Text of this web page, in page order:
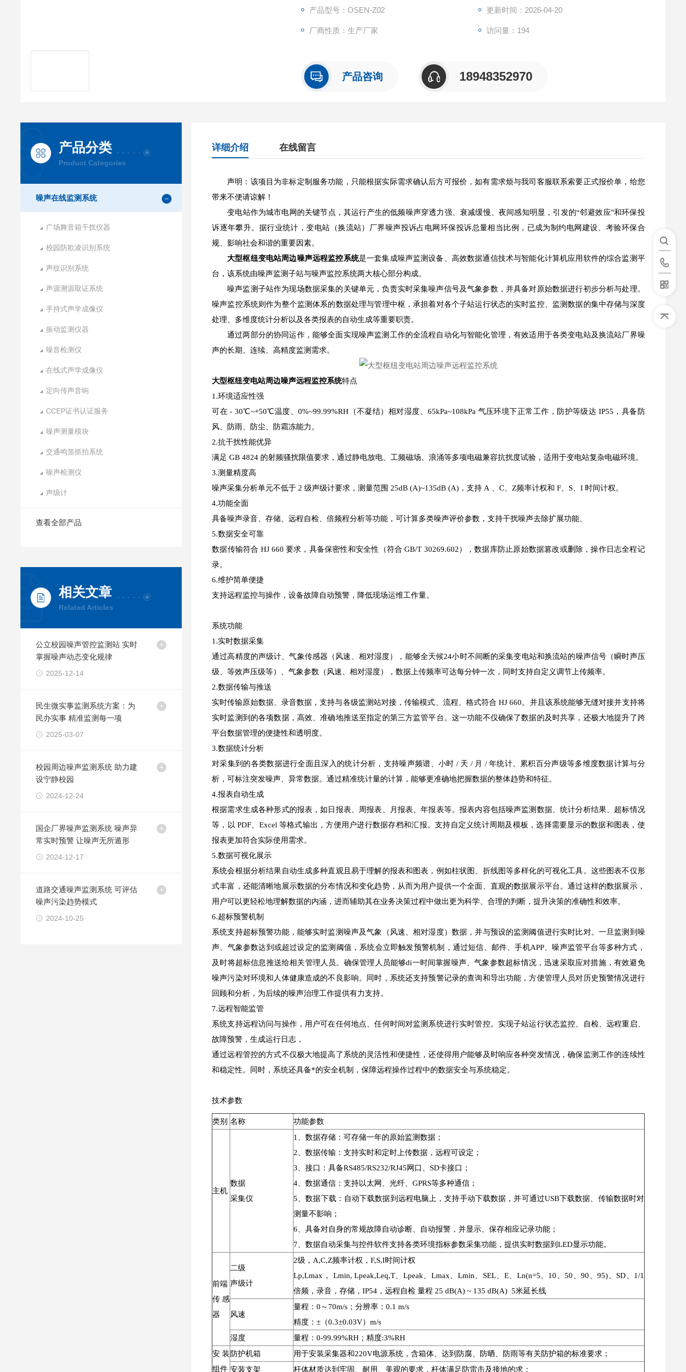
产品型号：OSEN-Z02 更新时间：2026-04-20
厂商性质：生产厂家 访问量：194
产品咨询 18948352970
产品分类
Product Categories
噪声在线监测系统
广场舞音箱干扰仪器
校园防欺凌识别系统
声纹识别系统
声源溯源取证系统
手持式声学成像仪
振动监测仪器
噪音检测仪
在线式声学成像仪
定向传声音响
CCEP证书认证服务
噪声测量模块
交通鸣笛抓拍系统
噪声检测仪
声级计
查看全部产品
相关文章
Related Articles
公立校园噪声管控监测站 实时
掌握噪声动态变化规律
2025-12-14
民生微实事监测系统方案：为
民办实事 精准监测每一项
2025-03-07
校园周边噪声监测系统 助力建
设宁静校园
2024-12-24
国企厂界噪声监测系统 噪声异
常实时预警 让噪声无所遁形
2024-12-17
​道路交通噪声监测系统 可评估
噪声污染趋势模式
2024-10-25
详细介绍 在线留言
声明：该项目为非标定制服务功能，只能根据实际需求确认后方可报价，如有需求烦与我司客服联系索要正式报价单，给您
带来不便请谅解！
变电站作为城市电网的关键节点，其运行产生的低频噪声穿透力强、衰减缓慢、夜间感知明显，引发的“邻避效应"和环保投
诉逐年攀升。据行业统计，变电站（换流站）厂界噪声投诉占电网环保投诉总量相当比例，已成为制约电网建设、考验环保合
规、影响社会和谐的重要因素。
大型枢纽变电站周边噪声远程监控系统是一套集成噪声监测设备、高效数据通信技术与智能化计算机应用软件的综合监测平
台，该系统由噪声监测子站与噪声监控系统两大核心部分构成。
噪声监测子站作为现场数据采集的关键单元，负责实时采集噪声信号及气象参数，并具备对原始数据进行初步分析与处理。
噪声监控系统则作为整个监测体系的数据处理与管理中枢，承担着对各个子站运行状态的实时监控、监测数据的集中存储与深度
处理、多维度统计分析以及各类报表的自动生成等重要职责。
通过两部分的协同运作，能够全面实现噪声监测工作的全流程自动化与智能化管理，有效适用于各类变电站及换流站厂界噪
声的长期、连续、高精度监测需求。
大型枢纽变电站周边噪声远程监控系统特点
1.环境适应性强
可在 - 30℃~+50℃温度、0%~99.99%RH（不凝结）相对湿度、65kPa~108kPa 气压环境下正常工作，防护等级达 IP55，具备防
风、防雨、防尘、防霜冻能力。
2.抗干扰性能优异
满足 GB 4824 的射频骚扰限值要求，通过静电放电、工频磁场、浪涌等多项电磁兼容抗扰度试验，适用于变电站复杂电磁环境。
3.测量精度高
噪声采集分析单元不低于 2 级声级计要求，测量范围 25dB (A)~135dB (A)，支持 A 、C、Z频率计权和 F、S、I 时间计权。
4.功能全面
具备噪声录音、存储、远程自检、倍频程分析等功能，可计算多类噪声评价参数，支持干扰噪声去除扩展功能、
5.数据安全可靠
数据传输符合 HJ 660 要求，具备保密性和安全性（符合 GB/T 30269.602），数据库防止原始数据篡改或删除，操作日志全程记
录。
6.维护简单便捷
支持远程监控与操作，设备故障自动预警，降低现场运维工作量。
系统功能
1.实时数据采集
通过高精度的声级计、气象传感器（风速、相对湿度），能够全天候24小时不间断的采集变电站和换流站的噪声信号（瞬时声压
级、等效声压级等）、气象参数（风速、相对湿度），数据上传频率可达每分钟一次，同时支持自定义调节上传频率。
2.数据传输与推送
实时传输原始数据、录音数据，支持与各级监测站对接，传输模式、流程、格式符合 HJ 660。并且该系统能够无缝对接并支持将
实时监测到的各项数据，高效、准确地推送至指定的第三方监管平台。这一功能不仅确保了数据的及时共享，还极大地提升了跨
平台数据管理的便捷性和透明度。
3.数据统计分析
对采集到的各类数据进行全面且深入的统计分析，支持噪声频谱、小时 / 天 / 月 / 年统计、累积百分声级等多维度数据计算与分
析，可标注突发噪声、异常数据。通过精准统计量的计算，能够更准确地把握数据的整体趋势和特征。
4.报表自动生成
根据需求生成各种形式的报表，如日报表、周报表、月报表、年报表等。报表内容包括噪声监测数据、统计分析结果、超标情况
等，以 PDF、Excel 等格式输出，方便用户进行数据存档和汇报。支持自定义统计周期及模板，选择需要显示的数据和图表，使
报表更加符合实际使用需求。
5.数据可视化展示
系统会根据分析结果自动生成多种直观且易于理解的报表和图表，例如柱状图、折线图等多样化的可视化工具。这些图表不仅形
式丰富，还能清晰地展示数据的分布情况和变化趋势，从而为用户提供一个全面、直观的数据展示平台。通过这样的数据展示，
用户可以更轻松地理解数据的内涵，进而辅助其在业务决策过程中做出更为科学、合理的判断，提升决策的准确性和效率。
6.超标预警机制
系统支持超标预警功能，能够实时监测噪声及气象（风速、相对湿度）数据，并与预设的监测阈值进行实时比对。一旦监测到噪
声、气象参数达到或超过设定的监测阈值，系统会立即触发预警机制，通过短信、邮件、手机APP、噪声监管平台等多种方式，
及时将超标信息推送给相关管理人员。确保管理人员能够di一时间掌握噪声、气象参数超标情况，迅速采取应对措施，有效避免
噪声污染对环境和人体健康造成的不良影响。同时，系统还支持预警记录的查询和导出功能，方便管理人员对历史预警情况进行
回顾和分析，为后续的噪声治理工作提供有力支持。
7.远程智能监管
系统支持远程访问与操作，用户可在任何地点、任何时间对监测系统进行实时管控。实现子站运行状态监控、自检、远程重启、
故障预警，生成运行日志，
通过远程管控的方式不仅极大地提高了系统的灵活性和便捷性，还使得用户能够及时响应各种突发情况，确保监测工作的连续性
和稳定性。同时，系统还具备*的安全机制，保障远程操作过程中的数据安全与系统稳定。
技术参数
类别 名称 功能参数
主机
数据
采集仪
1、数据存储：可存储一年的原始监测数据；
2、数据传输：支持实时和定时上传数据，远程可设定；
3、接口：具备RS485/RS232/RJ45网口、SD卡接口；
4、数据通信：支持以太网、光纤、GPRS等多种通信；
5、数据下载：自动下载数据到远程电脑上，支持手动下载数据，并可通过USB下载数据、传输数据时对
测量不影响；
6、具备对自身的常规故障自动诊断、自动报警，并显示、保存相应记录功能；
7、数据自动采集与控件软件支持各类环境指标参数采集功能，提供实时数据到LED显示功能。
前端
传感
器
二级
声级计
2级，A,C,Z频率计权，F,S,I时间计权
Lp,Lmax， Lmin, Lpeak,Leq,T、Lpeak、Lmax、Lmin、SEL、E、Ln(n=5、10、50、90、95)、SD、1/1
倍频，录音，存储，IP54，远程自检 量程 25 dB(A) ~ 135 dB(A) 5米延长线
风速
量程：0～70m/s；分辨率：0.1 m/s
精度：±（0.3±0.03V）m/s
湿度
量程：0-99.99%RH；精度:3%RH
安装
组件
防护机箱
用于安装采集器和220V电源系统，含箱体、达到防腐、防晒、防雨等有关防护箱的标准要求；
安装支架
杆体材质达到牢固、耐用、美观的要求，杆体满足防雷击及接地的求；